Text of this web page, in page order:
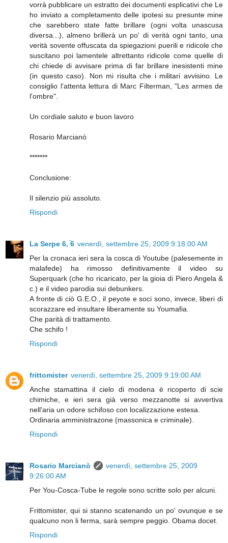
vorrà pubblicare un estratto dei documenti esplicativi che Le
ho inviato a completamento delle ipotesi su presunte mine
che sarebbero state fatte brillare (ogni volta unascusa
diversa...), almeno brillerà un po' di verità ogni tanto, una
verità sovente offuscata da spiegazioni puerili e ridicole che
suscitano poi lamentele altrettanto ridicole come quelle di
chi chiede di avvisare prima di far brillare inesistenti mine
(in questo caso). Non mi risulta che i militari avvisino. Le
consiglio l'attenta lettura di Marc Filterman, "Les armes de
l'ombre".
Un cordiale saluto e buon lavoro
Rosario Marcianò
*******
Conclusione:
Il silenzio più assoluto.
Rispondi
La Serpe 6, ̅6 venerdì, settembre 25, 2009 9:18:00 AM
Per la cronaca ieri sera la cosca di Youtube (palesemente in
malafede) ha rimosso definitivamente il video su
Superquark (che ho ricaricato, per la gioia di Piero Angela &
c.) e il video parodia sui debunkers.
A fronte di ciò G.E.O., il peyote e soci sono, invece, liberi di
scorazzare ed insultare liberamente su Youmafia.
Che parità di trattamento.
Che schifo !
Rispondi
frittomister venerdì, settembre 25, 2009 9:19:00 AM
Anche stamattina il cielo di modena è ricoperto di scie
chimiche, e ieri sera già verso mezzanotte si avvertiva
nell'aria un odore schifoso con localizzazione estesa.
Ordinaria amministrazone (massonica e criminale).
Rispondi
Rosario Marcianò
venerdì, settembre 25, 2009
9:26:00 AM
Per You-Cosca-Tube le regole sono scritte solo per alcuni.
Frittomister, qui si stanno scatenando un po' ovunque e se
qualcuno non li ferma, sarà sempre peggio. Obama docet.
Rispondi